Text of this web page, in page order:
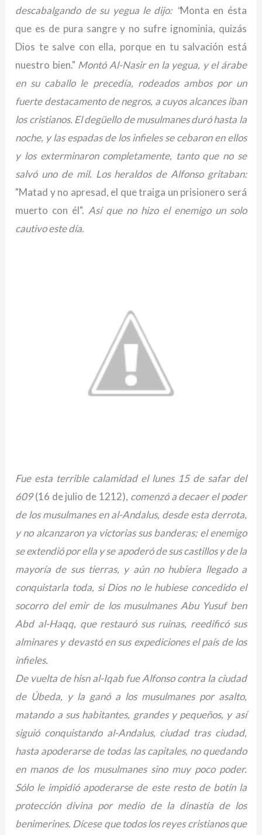
descabalgando de su yegua le dijo: "Monta en ésta
que es de pura sangre y no sufre ignominia, quizás
Dios te salve con ella, porque en tu salvación está
nuestro bien." Montó Al-Nasir en la yegua, y el árabe
en su caballo le precedía, rodeados ambos por un
fuerte destacamento de negros, a cuyos alcances iban
los cristianos. El degüello de musulmanes duró hasta la
noche, y las espadas de los infieles se cebaron en ellos
y los exterminaron completamente, tanto que no se
salvó uno de mil. Los heraldos de Alfonso gritaban:
"Matad y no apresad, el que traiga un prisionero será
muerto con él". Así que no hizo el enemigo un solo
cautivo este día.
Fue esta terrible calamidad el lunes 15 de safar del
609(16 de julio de 1212), comenzó a decaer el poder
de los musulmanes en al-Andalus, desde esta derrota,
y no alcanzaron ya victorias sus banderas; el enemigo
se extendió por ella y se apoderó de sus castillos y de la
mayoría de sus tierras, y aún no hubiera llegado a
conquistarla toda, si Dios no le hubiese concedido el
socorro del emir de los musulmanes Abu Yusuf ben
Abd al-Haqq, que restauró sus ruinas, reedificó sus
alminares y devastó en sus expediciones el país de los
infieles.
De vuelta de hisn al-Iqab fue Alfonso contra la ciudad
de Úbeda, y la ganó a los musulmanes por asalto,
matando a sus habitantes, grandes y pequeños, y así
siguió conquistando al-Andalus, ciudad tras ciudad,
hasta apoderarse de todas las capitales, no quedando
en manos de los musulmanes sino muy poco poder.
Sólo le impidió apoderarse de este resto de botín la
protección divina por medio de la dinastía de los
benimerines. Dícese que todos los reyes cristianos que